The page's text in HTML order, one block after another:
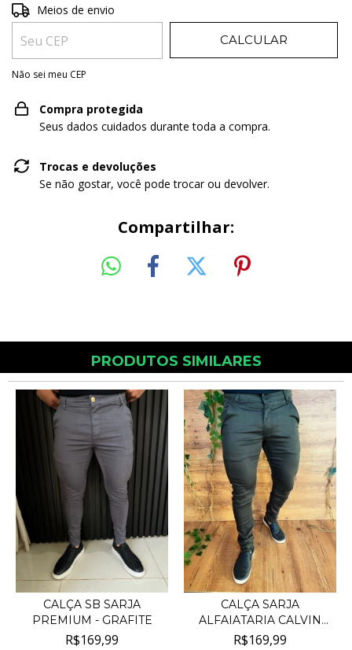
Entregas para o CEP:
Meios de envio
CALCULAR
Não sei meu CEP
Compra protegida
Seus dados cuidados durante toda a compra.
Trocas e devoluções
Se não gostar, você pode trocar ou devolver.
Compartilhar:
PRODUTOS SIMILARES
CALÇA SB SARJA
PREMIUM - GRAFITE
R$169,99
CALÇA SARJA
ALFAIATARIA CALVIN
KLEIN JEA...
R$169,99